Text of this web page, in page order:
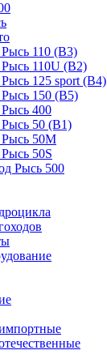
110 (B3)
110U (B2)
125 sport (B4)
150 (B5)
400
50 (B1)
Рысь 50M
50S
Рысь 500